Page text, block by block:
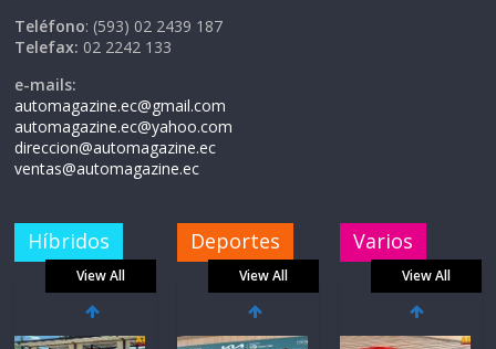
Teléfono: (593) 02 2439 187
Telefax: 02 2242 133
e-mails:
automagazine.ec@gmail.com
automagazine.ec@yahoo.com
direccion@automagazine.ec
ventas@automagazine.ec
Híbridos
View All
Deportes
View All
Varios
View All